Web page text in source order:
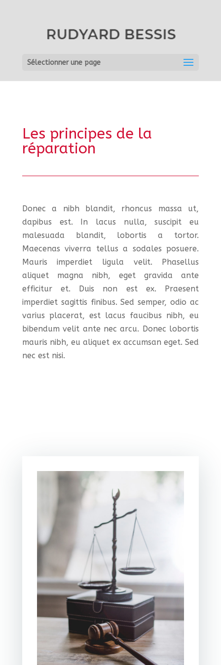
Sélectionner une page
Les principes de la
réparation
Donec a nibh blandit, rhoncus massa ut,
dapibus est. In lacus nulla, suscipit eu
malesuada blandit, lobortis a tortor.
Maecenas viverra tellus a sodales posuere.
Mauris imperdiet ligula velit. Phasellus
aliquet magna nibh, eget gravida ante
efficitur et. Duis non est ex. Praesent
imperdiet sagittis finibus. Sed semper, odio ac
varius placerat, est lacus faucibus nibh, eu
bibendum velit ante nec arcu. Donec lobortis
mauris nibh, eu aliquet ex accumsan eget. Sed
nec est nisi.